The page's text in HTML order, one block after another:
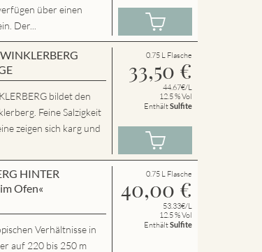
über einen
Der...
bildet den
Feine Salzigkeit
zeigen sich karg und
0.75 L Flasche
33,50 €
44.67€/L
12.5 % Vol
EnthältSulfite
HINTER
Ofen«
Verhältnisse in
auf 220 bis 250 m
0.75 L Flasche
40,00 €
53.33€/L
12.5 % Vol
EnthältSulfite